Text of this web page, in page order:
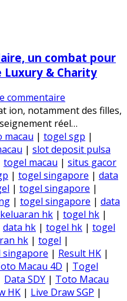
un combat pour
Luxury & Charity
commentaire
ion, notamment des filles,
réel…
macau | togel sgp |
| slot deposit pulsa
togel macau | situs gacor
| togel singapore | data
| togel singapore |
| togel singapore | data
keluaran hk | togel hk |
data hk | togel hk | togel
hk | togel |
singapore | Result HK |
Macau 4D | Togel
Data SDY | Toto Macau
HK | Live Draw SGP |